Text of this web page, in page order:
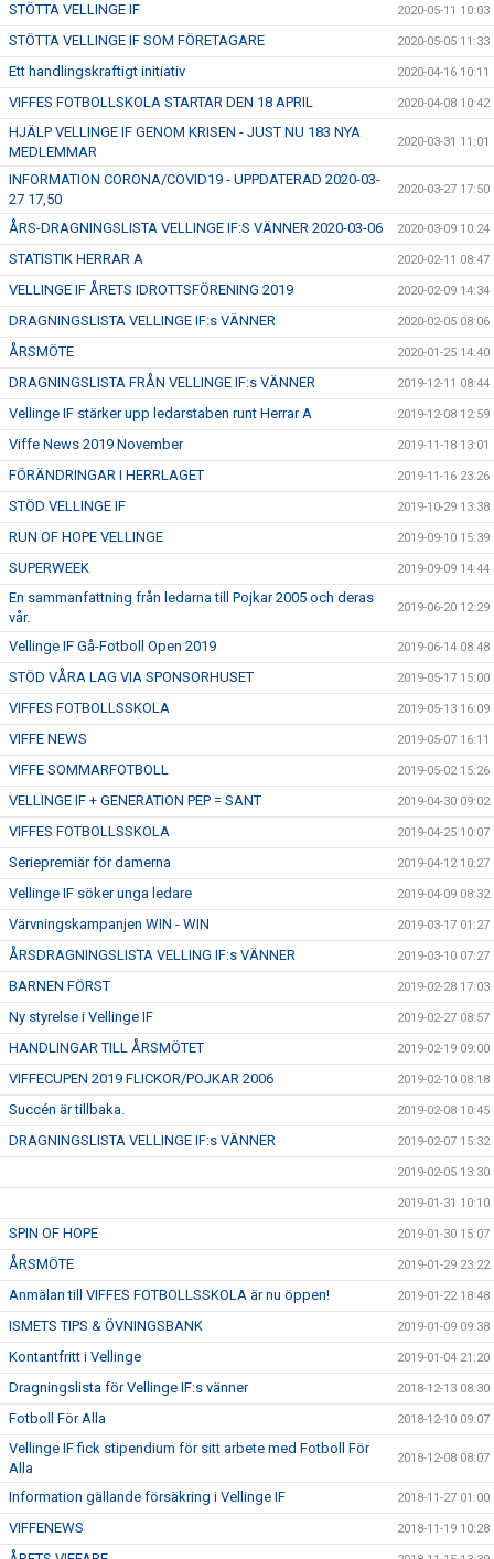
STÖTTA VELLINGE IF 2020-05-11 10:03
STÖTTA VELLINGE IF SOM FÖRETAGARE 2020-05-05 11:33
Ett handlingskraftigt initiativ 2020-04-16 10:11
VIFFES FOTBOLLSKOLA STARTAR DEN 18 APRIL 2020-04-08 10:42
HJÄLP VELLINGE IF GENOM KRISEN - JUST NU 183 NYA
MEDLEMMAR
2020-03-31 11:01
INFORMATION CORONA/COVID19 - UPPDATERAD 2020-03-
27 17,50
2020-03-27 17:50
ÅRS-DRAGNINGSLISTA VELLINGE IF:S VÄNNER 2020-03-06 2020-03-09 10:24
STATISTIK HERRAR A 2020-02-11 08:47
VELLINGE IF ÅRETS IDROTTSFÖRENING 2019 2020-02-09 14:34
DRAGNINGSLISTA VELLINGE IF:s VÄNNER 2020-02-05 08:06
ÅRSMÖTE 2020-01-25 14:40
DRAGNINGSLISTA FRÅN VELLINGE IF:s VÄNNER 2019-12-11 08:44
Vellinge IF stärker upp ledarstaben runt Herrar A 2019-12-08 12:59
Viffe News 2019 November 2019-11-18 13:01
FÖRÄNDRINGAR I HERRLAGET 2019-11-16 23:26
STÖD VELLINGE IF 2019-10-29 13:38
RUN OF HOPE VELLINGE 2019-09-10 15:39
SUPERWEEK 2019-09-09 14:44
En sammanfattning från ledarna till Pojkar 2005 och deras
vår.
2019-06-20 12:29
Vellinge IF Gå-Fotboll Open 2019 2019-06-14 08:48
STÖD VÅRA LAG VIA SPONSORHUSET 2019-05-17 15:00
VIFFES FOTBOLLSSKOLA 2019-05-13 16:09
VIFFE NEWS 2019-05-07 16:11
VIFFE SOMMARFOTBOLL 2019-05-02 15:26
VELLINGE IF + GENERATION PEP = SANT 2019-04-30 09:02
VIFFES FOTBOLLSSKOLA 2019-04-25 10:07
Seriepremiär för damerna 2019-04-12 10:27
Vellinge IF söker unga ledare 2019-04-09 08:32
Värvningskampanjen WIN - WIN 2019-03-17 01:27
ÅRSDRAGNINGSLISTA VELLING IF:s VÄNNER 2019-03-10 07:27
BARNEN FÖRST 2019-02-28 17:03
Ny styrelse i Vellinge IF 2019-02-27 08:57
HANDLINGAR TILL ÅRSMÖTET 2019-02-19 09:00
VIFFECUPEN 2019 FLICKOR/POJKAR 2006 2019-02-10 08:18
Succén är tillbaka. 2019-02-08 10:45
DRAGNINGSLISTA VELLINGE IF:s VÄNNER 2019-02-07 15:32
2019-02-05 13:30
2019-01-31 10:10
SPIN OF HOPE 2019-01-30 15:07
ÅRSMÖTE 2019-01-29 23:22
Anmälan till VIFFES FOTBOLLSSKOLA är nu öppen! 2019-01-22 18:48
ISMETS TIPS & ÖVNINGSBANK 2019-01-09 09:38
Kontantfritt i Vellinge 2019-01-04 21:20
Dragningslista för Vellinge IF:s vänner 2018-12-13 08:30
Fotboll För Alla 2018-12-10 09:07
Vellinge IF fick stipendium för sitt arbete med Fotboll För
Alla
2018-12-08 08:07
Information gällande försäkring i Vellinge IF 2018-11-27 01:00
VIFFENEWS 2018-11-19 10:28